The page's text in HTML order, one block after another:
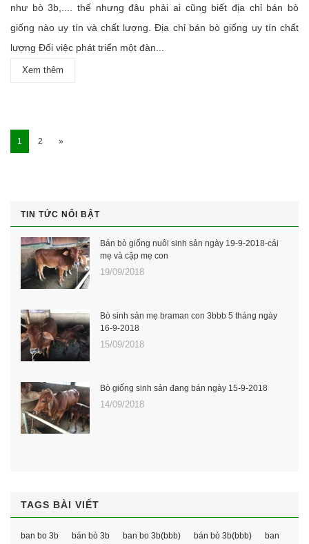
như bò 3b,.... thế nhưng đâu phải ai cũng biết địa chỉ bán bò
giống nào uy tín và chất lượng. Địa chỉ bán bò giống uy tín chất
lượng Đối việc phát triển một đàn...
Xem thêm
1 2 »
TIN TỨC NỔI BẬT
Bán bò giống nuôi sinh sản ngày 19-9-2018-cái
mẹ và cặp mẹ con
19/09/2018
Bò sinh sản mẹ braman con 3bbb 5 tháng ngày
16-9-2018
15/09/2018
Bò giống sinh sản đang bán ngày 15-9-2018
14/09/2018
TAGS BÀI VIẾT
ban bo 3b bán bò 3b ban bo 3b(bbb) bán bò 3b(bbb)
ban